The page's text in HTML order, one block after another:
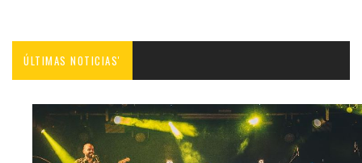
ÚLTIMAS NOTICIAS'